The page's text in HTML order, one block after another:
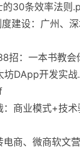
的30条效率法则
建设：广州、
招：一本书教
坊DApp开发实
：商业模式+技
电商、微商软文